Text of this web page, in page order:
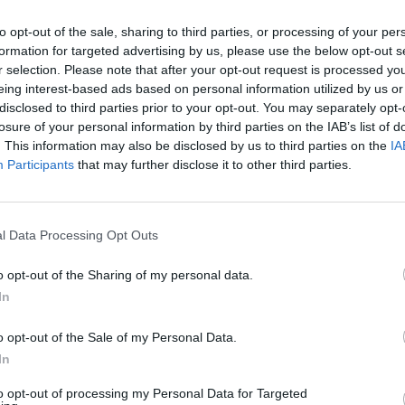
opt-out of the sale, sharing to third parties, or processing of your
for targeted advertising by us, please use the below opt-out
selection. Please note that after your opt-out request is processed
interest-based ads based on personal information utilized by us
to third parties prior to your opt-out. You may separately
of your personal information by third parties on the IAB’s list of
This information may also be disclosed by us to third parties on the
Participants that may further disclose it to other third parties.
Data Processing Opt Outs
opt-out of the Sharing of my personal data.
opt-out of the Sale of my Personal Data.
opt-out of processing my Personal Data for Targeted
al nuovo digitale terrestre DVB T2
nuovo al vecchio digitale terrestre (l’arco temporale indica che
la seconda).
3) Valle d’Aosta, Piemonte, Lombardia, Veneto, Friuli Venezia
Umbria, Lazio, Campania, Sardegna.
Puglia, Basilicata, Abruzzo, Molise, Marche.